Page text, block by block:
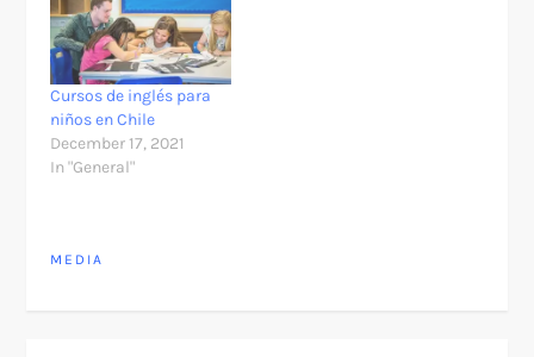
Cursos de inglés para
niños en Chile
December 17, 2021
In "General"
MEDIA